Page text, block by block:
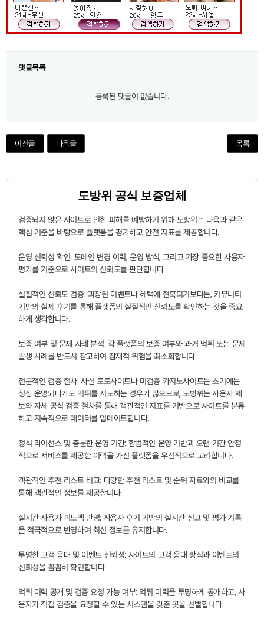
댓글목록
등록된 댓글이 없습니다.
이전글 다음글 목록
도방위 공식 보증업체
검증되지 않은 사이트로 인한 피해를 예방하기 위해 도방위는 다음과 같은
핵심 기준을 바탕으로 플랫폼을 평가하고 안전 지표를 제공합니다.
운영 신뢰성 확인: 도메인 변경 이력, 운영 방식, 그리고 가장 중요한 사용자
평가를 기준으로 사이트의 신뢰도를 판단합니다.
실질적인 신뢰도 검증: 과장된 이벤트나 혜택에 현혹되기보다는, 커뮤니티
기반의 실제 후기를 통해 플랫폼의 실질적인 신뢰도를 확인하는 것을 중요
하게 생각합니다.
보증 여부 및 문제 사례 분석: 각 플랫폼의 보증 여부와 과거 먹튀 또는 문제
발생 사례를 반드시 참고하여 잠재적 위험을 최소화합니다.
전문적인 검증 절차: 사설 토토사이트나 미검증 카지노사이트는 초기에는
정상 운영되다가도 먹튀를 시도하는 경우가 많으므로, 도방위는 사용자 제
보와 자체 공식 검증 절차를 통해 객관적인 지표를 기반으로 사이트를 분류
하고 지속적으로 데이터를 업데이트합니다.
정식 라이선스 및 충분한 운영 기간: 합법적인 운영 기반과 오랜 기간 안정
적으로 서비스를 제공한 이력을 가진 플랫폼을 우선적으로 고려합니다.
객관적인 추천 리스트 비교: 다양한 추천 리스트 및 순위 자료와의 비교를
통해 객관적인 정보를 제공합니다.
실시간 사용자 피드백 반영: 사용자 후기 기반의 실시간 신고 및 평가 기록
을 적극적으로 반영하여 최신 정보를 유지합니다.
투명한 고객 응대 및 이벤트 신뢰성: 사이트의 고객 응대 방식과 이벤트의
신뢰성을 꼼꼼히 확인합니다.
먹튀 이력 공개 및 검증 요청 가능 여부: 먹튀 이력을 투명하게 공개하고, 사
용자가 직접 검증을 요청할 수 있는 시스템을 갖춘 곳을 선별합니다.